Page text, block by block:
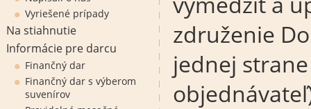
Vyriešené prípady
Na stiahnutie
Informácie pre darcu
Finančný dar
Finančný dar s výberom
suvenírov
združenie
jednej